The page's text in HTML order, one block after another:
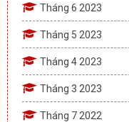
Tháng 6 2023
Tháng 5 2023
Tháng 4 2023
Tháng 3 2023
Tháng 7 2022